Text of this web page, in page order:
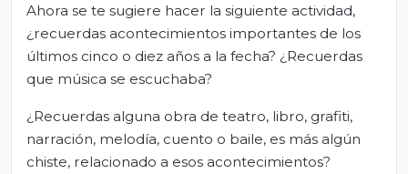
Ahora se te sugiere hacer la siguiente actividad,
¿recuerdas acontecimientos importantes de los
últimos cinco o diez años a la fecha? ¿Recuerdas
que música se escuchaba?
¿Recuerdas alguna obra de teatro, libro, grafiti,
narración, melodía, cuento o baile, es más algún
chiste, relacionado a esos acontecimientos?